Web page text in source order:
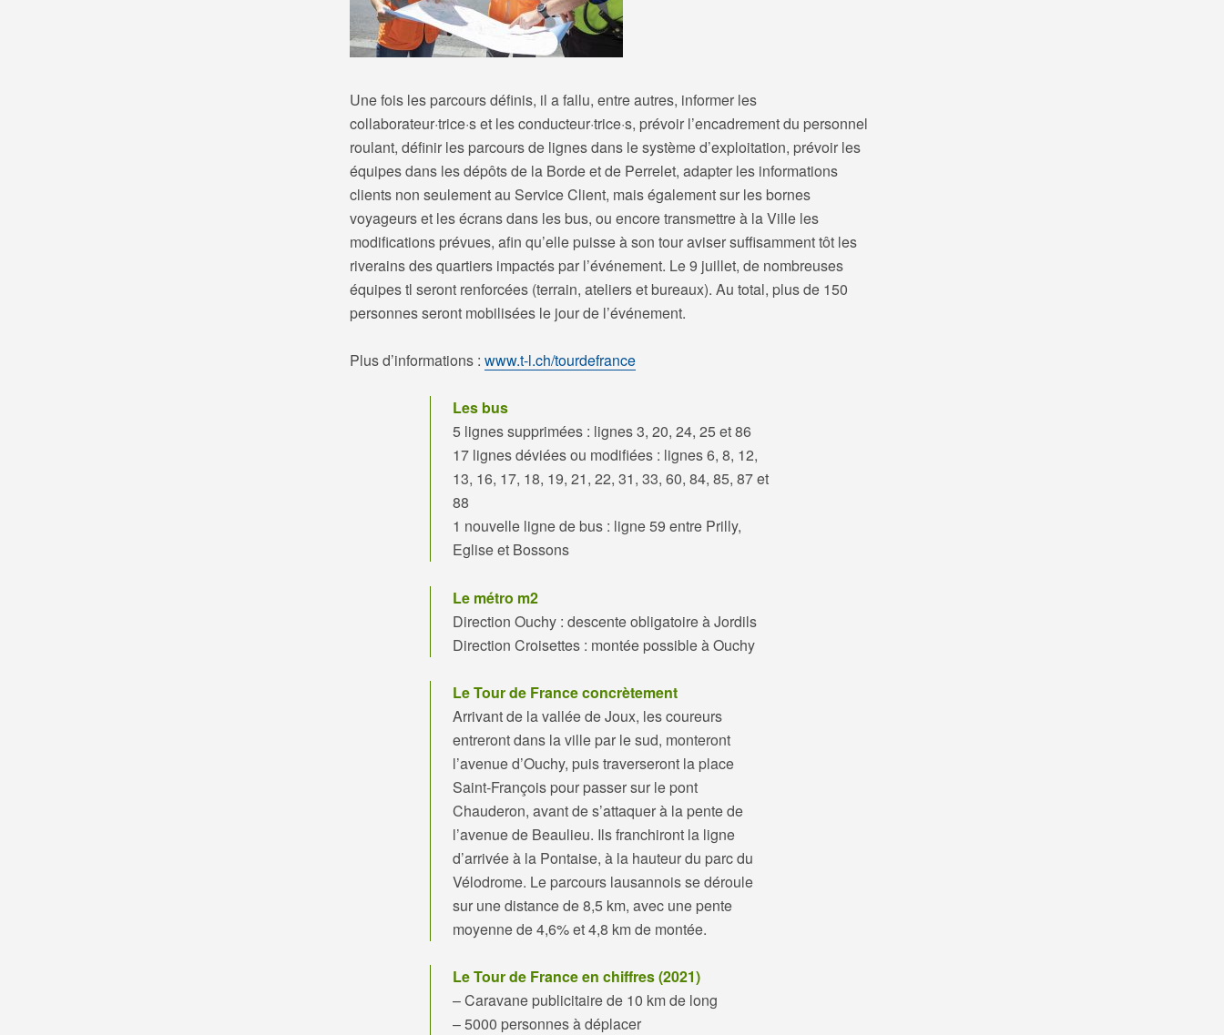
Une fois les parcours définis, il a fallu, entre autres, informer les
collaborateur·trice·s et les conducteur·trice·s, prévoir l’encadrement du personnel
roulant, définir les parcours de lignes dans le système d’exploitation, prévoir les
équipes dans les dépôts de la Borde et de Perrelet, adapter les informations
clients non seulement au Service Client, mais également sur les bornes
voyageurs et les écrans dans les bus, ou encore transmettre à la Ville les
modifications prévues, afin qu’elle puisse à son tour aviser suffisamment tôt les
riverains des quartiers impactés par l’événement. Le 9 juillet, de nombreuses
équipes tl seront renforcées (terrain, ateliers et bureaux). Au total, plus de 150
personnes seront mobilisées le jour de l’événement.
Plus d’informations : www.t-l.ch/tourdefrance
Les bus
5 lignes supprimées : lignes 3, 20, 24, 25 et 86
17 lignes déviées ou modifiées : lignes 6, 8, 12,
13, 16, 17, 18, 19, 21, 22, 31, 33, 60, 84, 85, 87 et
88
1 nouvelle ligne de bus : ligne 59 entre Prilly,
Eglise et Bossons
Le métro m2
Direction Ouchy : descente obligatoire à Jordils
Direction Croisettes : montée possible à Ouchy
Le Tour de France concrètement
Arrivant de la vallée de Joux, les coureurs
entreront dans la ville par le sud, monteront
l’avenue d’Ouchy, puis traverseront la place
Saint-François pour passer sur le pont
Chauderon, avant de s’attaquer à la pente de
l’avenue de Beaulieu. Ils franchiront la ligne
d’arrivée à la Pontaise, à la hauteur du parc du
Vélodrome. Le parcours lausannois se déroule
sur une distance de 8,5 km, avec une pente
moyenne de 4,6% et 4,8 km de montée.
Le Tour de France en chiffres (2021)
– Caravane publicitaire de 10 km de long
– 5000 personnes à déplacer